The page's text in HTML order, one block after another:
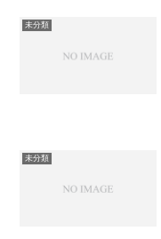
未分類
未分類